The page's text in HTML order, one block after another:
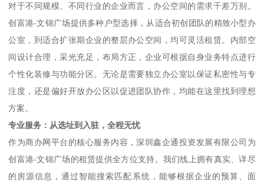
地段优势：商务核心，交通便利
创富港-文锦广场坐落于城市核心商务区域，周边交通网络发达，多
条公交线路与地铁站点交汇，为企业员工通勤与客户到访提供了极
大的便利。无论是日常办公还是商务洽谈，便捷的交通能有效节省
时间成本，提升商业效率。广场周边配套设施齐全，银行、餐饮、
购物中心一应俱全，满足企业日常运营与员工生活的多元化需求。
选择这里，意味着企业将融入成熟的商务生态圈，与众多优秀企业
为邻，共享区域发展红利。
空间灵活：满足不同阶段企业需求
对于不同规模、不同行业的企业而言，办公空间的需求千差万别。
创富港-文锦广场提供多种户型选择，从适合初创团队的精致小型办